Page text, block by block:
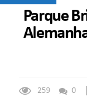
Parque
259 0